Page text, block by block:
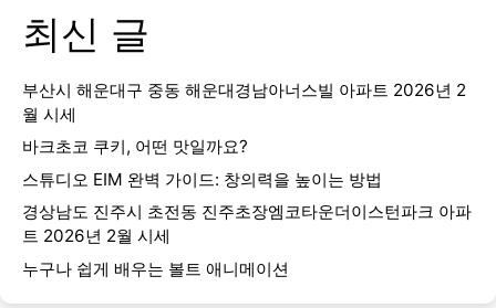
최신 글
부산시 해운대구 중동 해운대경남아너스빌 아파트 2026년 2
월 시세
바크초코 쿠키, 어떤 맛일까요?
스튜디오 EIM 완벽 가이드: 창의력을 높이는 방법
경상남도 진주시 초전동 진주초장엠코타운더이스턴파크 아파
트 2026년 2월 시세
누구나 쉽게 배우는 볼트 애니메이션